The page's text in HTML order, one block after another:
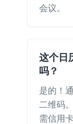
会议。
这个日
吗？
是的！
二维码
需信用